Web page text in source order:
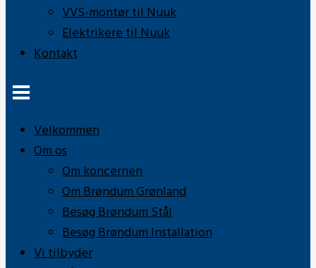
VVS-montør til Nuuk
Elektrikere til Nuuk
Kontakt
Velkommen
Om os
Om koncernen
Om Brøndum Grønland
Besøg Brøndum Stål
Besøg Brøndum Installation
Vi tilbyder